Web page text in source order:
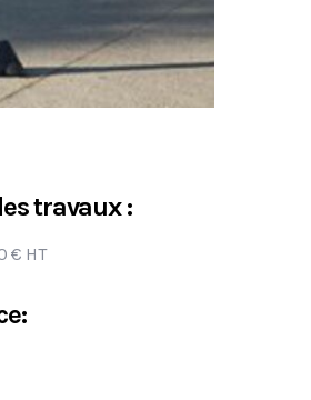
travaux :
€ HT